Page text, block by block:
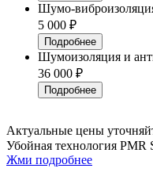
Шумо-
5 000 ₽
Подробнее
Шумоизоляция и
36 000 ₽
Подробнее
Актуальные цены
Убойная технология PMR
Жми подробнее